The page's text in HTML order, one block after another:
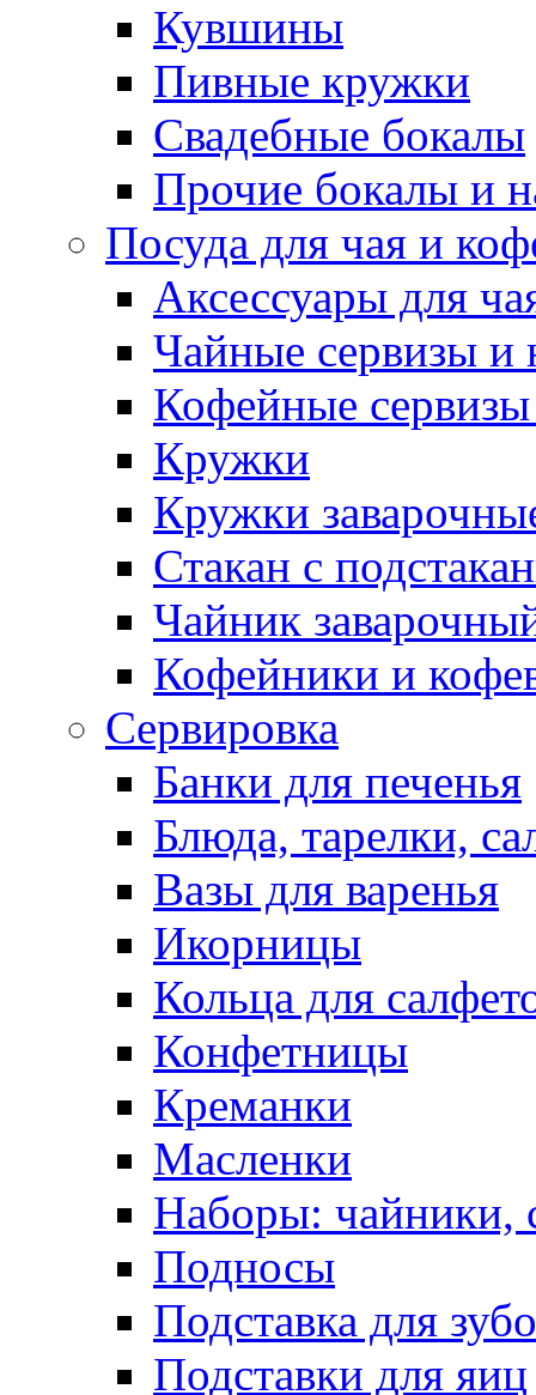
Кувшины
Пивные кружки
Свадебные бокалы
Прочие бокалы и
Посуда для чая и
Аксессуары для
Чайные сервизы и
Кофейные
Кружки
Кружки
Стакан с
Чайник
Кофейники и
Сервировка
Банки для печенья
Блюда, тарелки,
Вазы для варенья
Икорницы
Кольца для
Конфетницы
Креманки
Масленки
Наборы: чайники,
Подносы
Подставка для
Подставки для яиц